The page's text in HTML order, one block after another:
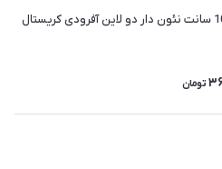
لایت بار 105 سانت نئون دار دو لاین آفرودی کریستال
تومان